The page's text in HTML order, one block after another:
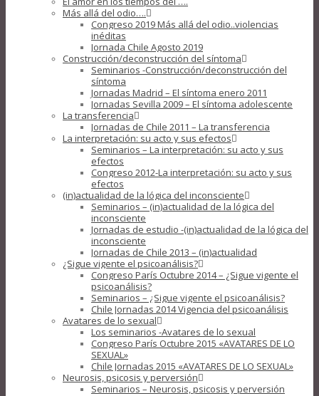
Más allá del odio….
Congreso 2019 Más allá del odio..violencias
inéditas
Jornada Chile Agosto 2019
Construcción/deconstrucción del síntoma
Seminarios -Construcción/deconstrucción del
síntoma
Jornadas Madrid – El síntoma enero 2011
Jornadas Sevilla 2009 – El síntoma adolescente
La transferencia
Jornadas de Chile 2011 – La transferencia
La interpretación: su acto y sus efectos
Seminarios – La interpretación: su acto y sus
efectos
Congreso 2012-La interpretación: su acto y sus
efectos
(in)actualidad de la lógica del inconsciente
Seminarios – (in)actualidad de la lógica del
inconsciente
Jornadas de estudio -(in)actualidad de la lógica del
inconsciente
Jornadas de Chile 2013 – (in)actualidad
¿Sigue vigente el psicoanálisis?
Congreso París Octubre 2014 – ¿Sigue vigente el
psicoanálisis?
Seminarios – ¿Sigue vigente el psicoanálisis?
Chile Jornadas 2014 Vigencia del psicoanálisis
Avatares de lo sexual
Los seminarios -Avatares de lo sexual
Congreso París Octubre 2015 «AVATARES DE LO
SEXUAL»
Chile Jornadas 2015 «AVATARES DE LO SEXUAL»
Neurosis, psicosis y perversión
Seminarios – Neurosis, psicosis y perversión